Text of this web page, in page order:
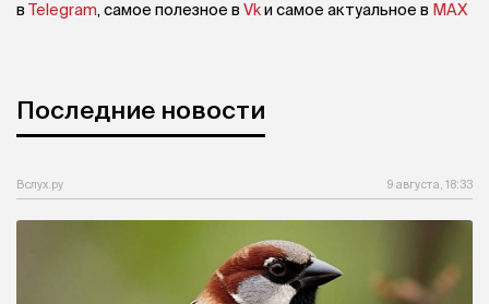
в Telegram, самое полезное в Vkи самое актуальное в MAX
Последние новости
Вслух.ру 9 августа, 18:33